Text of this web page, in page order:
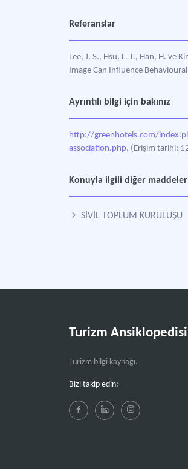
Referanslar
Lee, J. S., Hsu, L. T., Han, H. ve
Image Can Influence
Ayrıntılı bilgi için bakınız
http://greenhotels.com/
association.php, (Erişim tarihi:
Konuyla ilgili diğer
SİVİL TOPLUM KURULUŞU
Turizm Ansiklopedisi
Turizm bilgi kaynağı.
Bizi takip edin: